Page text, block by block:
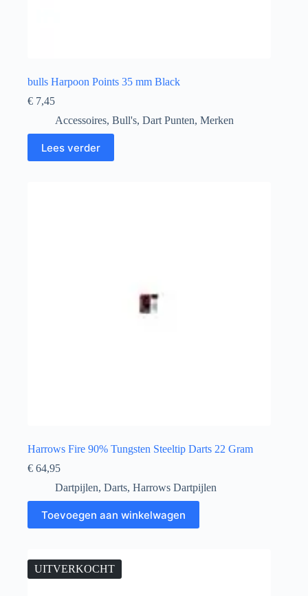
bulls Harpoon Points 35 mm Black
€ 7,45
Accessoires, Bull's, Dart Punten, Merken
Lees verder
Harrows Fire 90% Tungsten Steeltip Darts 22 Gram
€ 64,95
Dartpijlen, Darts, Harrows Dartpijlen
Toevoegen aan winkelwagen
UITVERKOCHT